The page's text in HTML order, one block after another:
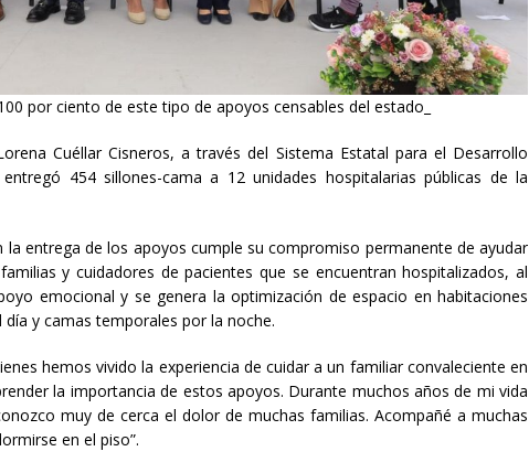
por ciento de este tipo de apoyos censables del estado_
Cuéllar Cisneros, a través del Sistema Estatal para el Desarrollo
454 sillones-cama a 12 unidades hospitalarias públicas de la
entrega de los apoyos cumple su compromiso permanente de ayudar
y cuidadores de pacientes que se encuentran hospitalizados, al
emocional y se genera la optimización de espacio en habitaciones
y camas temporales por la noche.
hemos vivido la experiencia de cuidar a un familiar convaleciente en
la importancia de estos apoyos. Durante muchos años de mi vida
muy de cerca el dolor de muchas familias. Acompañé a muchas
en el piso”.